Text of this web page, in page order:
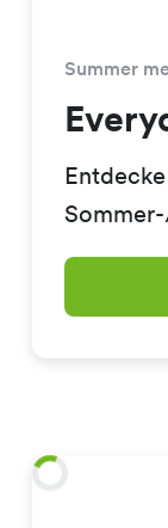
Summer